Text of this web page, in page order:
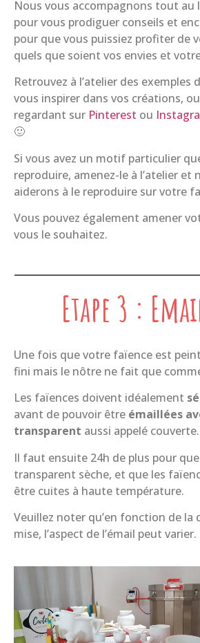
Nous vous accompagnons tout au
pour vous prodiguer conseils et
pour que vous puissiez profiter de
quels que soient vos envies et
Retrouvez à l’atelier des exemples
vous inspirer dans vos créations,
regardant sur Pinterest ou
🙂
Si vous avez un motif particulier
reproduire, amenez-le à l’atelier et
aiderons à le reproduire sur votre
Vous pouvez également amener
vous le souhaitez.
Etape 3 :
Une fois que votre faïence est
fini mais le nôtre ne fait que
Les faïences doivent idéalement
avant de pouvoir être émaillées
transparent aussi appelé couverte.
Il faut ensuite 24h de plus pour que
transparent sèche, et que les
être cuites à haute température.
Veuillez noter qu’en fonction de la
mise, l’aspect de l’émail peut varier.